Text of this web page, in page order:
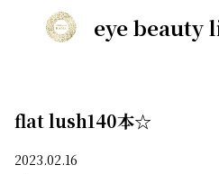
eye beauty
flat lush140本☆
2023.02.16